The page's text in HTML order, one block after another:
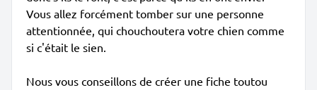
Vous allez forcément tomber sur une personne
attentionnée, qui chouchoutera votre chien comme
si c'était le sien.
Nous vous conseillons de créer une fiche toutou